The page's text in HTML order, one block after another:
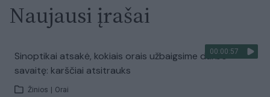
Naujausi įrašai
00:00:57
Sinoptikai atsakė, kokiais orais užbaigsime darbo
savaitę: karščiai atsitrauks
Žinios Orai